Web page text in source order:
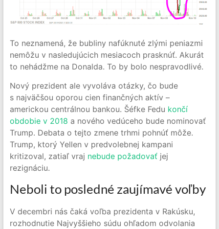
To neznamená, že bubliny nafúknuté zlými peniazmi
nemôžu v nasledujúcich mesiacoch prasknúť. Akurát
to nehádžme na Donalda. To by bolo nespravodlivé.
Nový prezident ale vyvoláva otázky, čo bude
s najväčšou oporou cien finančných aktív –
americkou centrálnou bankou. Šéfke Fedu končí
obdobie v 2018 a nového vedúceho bude nominovať
Trump. Debata o tejto zmene trhmi pohnúť môže.
Trump, ktorý Yellen v predvolebnej kampani
kritizoval, zatiaľ vraj nebude požadovaťjej
rezignáciu.
Neboli to posledné zaujímavé voľby
V decembri nás čaká voľba prezidenta v Rakúsku,
rozhodnutie Najvyššieho súdu ohľadom odvolania